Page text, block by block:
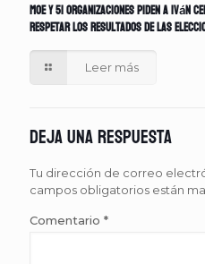
MOE y 51 organizaciones piden a Iván
respetar los resultados de las
Leer más
Deja una respuesta
Tu dirección de correo
campos obligatorios están
Comentario *